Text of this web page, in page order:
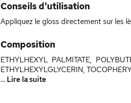
Conseils d'utilisation
Appliquez le gloss directement sur les
Composition
ETHYLHEXYL PALMITATE,
ETHYLHEXYLGLYCERIN,
... Lire la suite